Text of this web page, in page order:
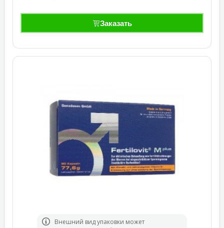
Заказать
Bнешний вид упаковки может